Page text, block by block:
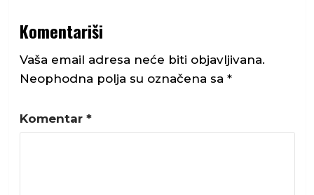
Komentariši
Vaša email adresa neće biti objavljivana.
Neophodna polja su označena sa *
Komentar *